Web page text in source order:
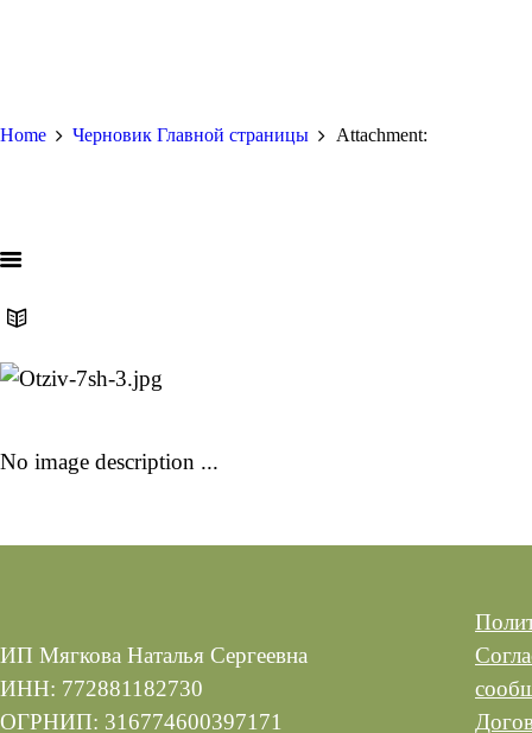
Home Черновик Главной страницы Attachment:
No image description ...
ИП Мягкова Наталья Сергеевна
ИНН: 772881182730
ОГРНИП: 316774600397171